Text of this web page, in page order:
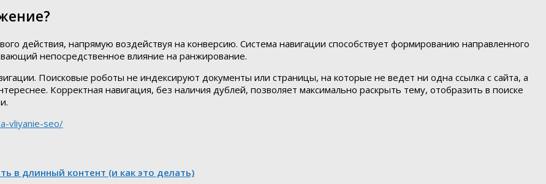
действия, напрямую воздействуя на конверсию. Система навигации способствует формированию направленного
непосредственное влияние на ранжирование.
Поисковые роботы не индексируют документы или страницы, на которые не ведет ни одна ссылка с сайта, а
Корректная навигация, без наличия дублей, позволяет максимально раскрыть тему, отобразить в поиске
vliyanie-seo/
в длинный контент (и как это делать)